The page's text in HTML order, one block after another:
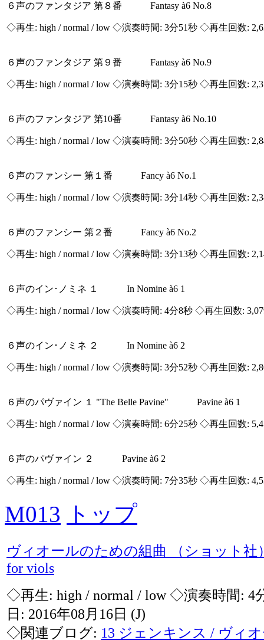
６声のファンタジア 第８番 Fantasy à6 No.8
◇再生: high / normal / low ◇演奏時間: 3分51秒 ◇再生回数:
６声のファンタジア 第９番 Fantasy à6 No.9
◇再生: high / normal / low ◇演奏時間: 3分15秒 ◇再生回数:
６声のファンタジア 第10番 Fantasy à6 No.10
◇再生: high / normal / low ◇演奏時間: 3分50秒 ◇再生回数:
６声のファンシー 第１番 Fancy à6 No.1
◇再生: high / normal / low ◇演奏時間: 3分14秒 ◇再生回数:
６声のファンシー 第２番 Fancy à6 No.2
◇再生: high / normal / low ◇演奏時間: 3分13秒 ◇再生回数:
６声のイン･ノミネ １ In Nomine à6 1
◇再生: high / normal / low ◇演奏時間: 4分8秒 ◇再生回数:
６声のイン･ノミネ ２ In Nomine à6 2
◇再生: high / normal / low ◇演奏時間: 3分52秒 ◇再生回数:
６声のパヴァイン １ "The Belle Pavine" Pavine à6 1
◇再生: high / normal / low ◇演奏時間: 6分25秒 ◇再生回数:
６声のパヴァイン ２ Pavine à6 2
◇再生: high / normal / low ◇演奏時間: 7分35秒 ◇再生回数:
M013 トップ
ヴィオールのための組曲 （ショッ
for viols
◇再生: high / normal / low ◇演奏時間: 4
日: 2016年08月16日 (J)
◇関連ブログ: 13 ジェンキンス / ヴィ